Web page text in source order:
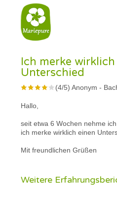
Ich merke wirklich
Unterschied
(4/5)Anonym -
Hallo,
seit etwa 6 Wochen nehme
ich merke wirklich einen
Mit freundlichen Grüßen
Weitere